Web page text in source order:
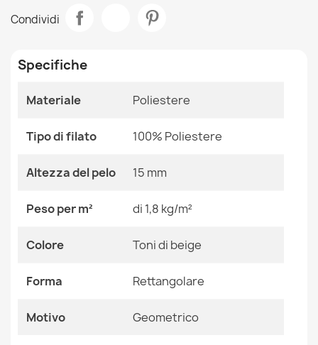
Tappeto moderno MODE 8631 geometrico crema / nero
34,90 €
163,90 €
34,90 €
Dimensioni
160x220 Cm
180x270 Cm
240x330 Cm
Tessuto
Forma Rettangolare
Motivo Geometrico
Condividi
Specifiche
Materiale Poliestere
Tipo di filato 100% Poliestere
Altezza del pelo 15 mm
Peso per m² di 1,8 kg/m²
Colore Toni di beige
Forma Rettangolare
Motivo Geometrico